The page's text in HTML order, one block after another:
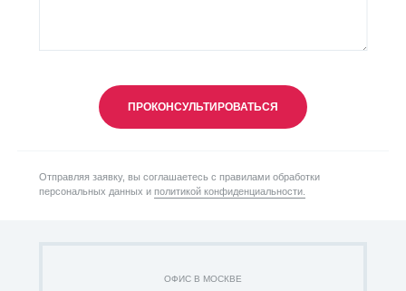
ПРОКОНСУЛЬТИРОВАТЬСЯ
Отправляя заявку, вы соглашаетесь с правилами обработки
персональных данных и политикой конфиденциальности.
ОФИС В МОСКВЕ